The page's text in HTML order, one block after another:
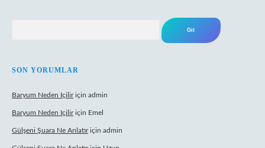
SON YORUMLAR
Baryum Neden Içiliriçin admin
Baryum Neden Içiliriçin Emel
Gülşeni Şuara Ne Anlatıriçin admin